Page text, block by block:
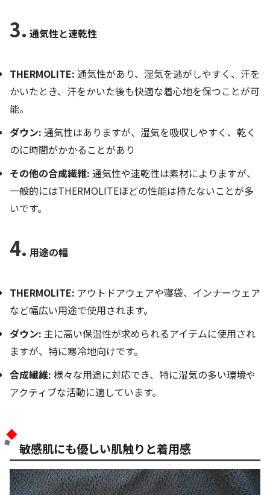
3. 通気性と速乾性
THERMOLITE: 通気性があり、湿気を逃がしやすく、汗を
かいたとき、汗をかいた後も快適な着心地を保つことが可
能。
ダウン: 通気性はありますが、湿気を吸収しやすく、乾く
のに時間がかかることがあり
その他の合成繊維: 通気性や速乾性は素材によりますが、
一般的にはTHERMOLITEほどの性能は持たないことが多
いです。
4. 用途の幅
THERMOLITE: アウトドアウェアや寝袋、インナーウェア
など幅広い用途で使用されます。
ダウン: 主に高い保温性が求められるアイテムに使用され
ますが、特に寒冷地向けです。
合成繊維: 様々な用途に対応でき、特に湿気の多い環境や
アクティブな活動に適しています。
敏感肌にも優しい肌触りと着用感